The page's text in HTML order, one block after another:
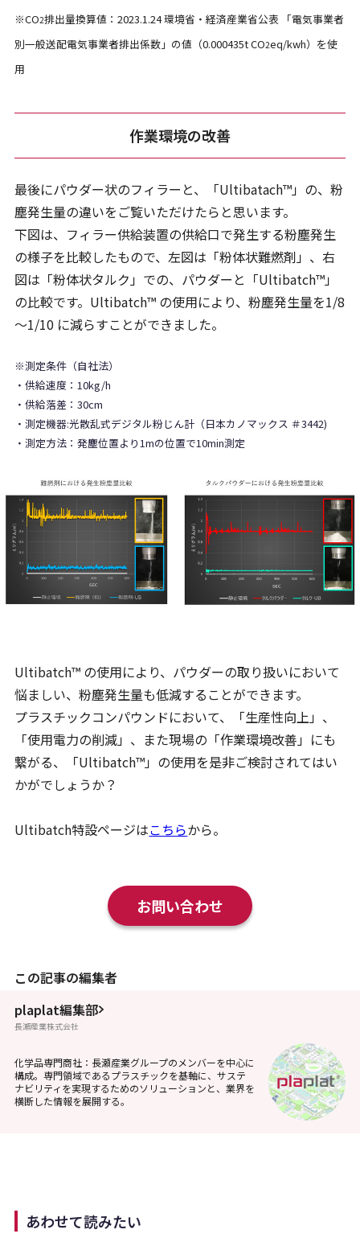
※CO2排出量換算値：2023.1.24 環境省・経済産業省公表 「電気事業者
別一般送配電気事業者排出係数」の値（0.000435t CO2eq/kwh）を使
用
作業環境の改善
最後にパウダー状のフィラーと、「Ultibatach™」の、粉
塵発生量の違いをご覧いただけたらと思います。
下図は、フィラー供給装置の供給口で発生する粉塵発生
の様子を比較したもので、左図は「粉体状難燃剤」、右
図は「粉体状タルク」での、パウダーと「Ultibatch™」
の比較です。Ultibatch™ の使用により、粉塵発生量を1/8
～1/10 に減らすことができました。
※測定条件（自社法）
・供給速度：10kg/h
・供給落差：30cm
・測定機器:光散乱式デジタル粉じん計（日本カノマックス ＃3442)
・測定方法：発塵位置より1mの位置で10min測定
Ultibatch™ の使用により、パウダーの取り扱いにおいて
悩ましい、粉塵発生量も低減することができます。
プラスチックコンパウンドにおいて、「生産性向上」、
「使用電力の削減」、また現場の「作業環境改善」にも
繋がる、「Ultibatch™」の使用を是非ご検討されてはい
かがでしょうか？
Ultibatch特設ページはこちらから。
お問い合わせ
この記事の編集者
plaplat編集部
長瀬産業株式会社
化学品専門商社：長瀬産業グループのメンバーを中心に
構成。専門領域であるプラスチックを基軸に、サステ
ナビリティを実現するためのソリューションと、業界を
横断した情報を展開する。
あわせて読みたい